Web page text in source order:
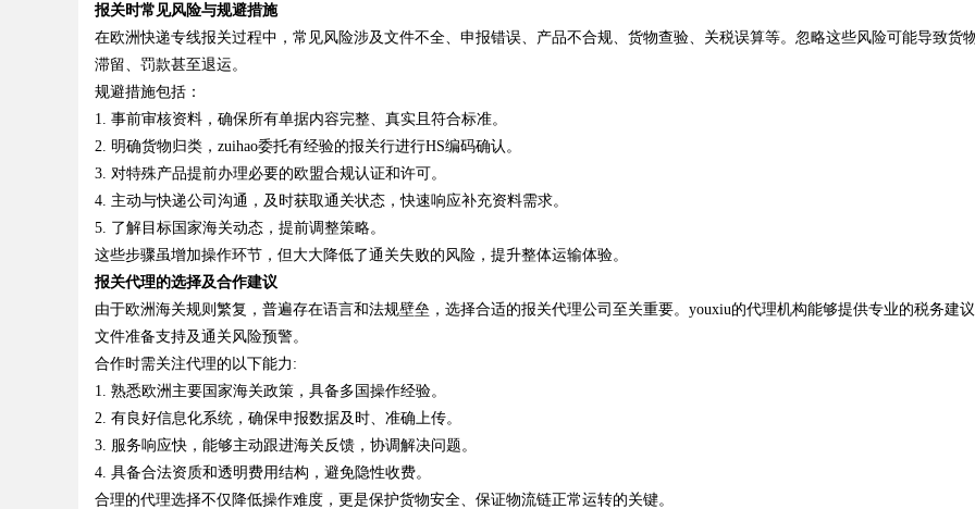
报关时常见风险与规避措施
在欧洲快递专线报关过程中，常见风险涉及文件不全、申报错误、产品不合规、货物查验、关税误算等。忽略这些风险可能导致货
滞留、罚款甚至退运。
规避措施包括：
1. 事前审核资料，确保所有单据内容完整、真实且符合标准。
2. 明确货物归类，zuihao委托有经验的报关行进行HS编码确认。
3. 对特殊产品提前办理必要的欧盟合规认证和许可。
4. 主动与快递公司沟通，及时获取通关状态，快速响应补充资料需求。
5. 了解目标国家海关动态，提前调整策略。
这些步骤虽增加操作环节，但大大降低了通关失败的风险，提升整体运输体验。
报关代理的选择及合作建议
由于欧洲海关规则繁复，普遍存在语言和法规壁垒，选择合适的报关代理公司至关重要。youxiu的代理机构能够提供专业的税务建
文件准备支持及通关风险预警。
合作时需关注代理的以下能力:
1. 熟悉欧洲主要国家海关政策，具备多国操作经验。
2. 有良好信息化系统，确保申报数据及时、准确上传。
3. 服务响应快，能够主动跟进海关反馈，协调解决问题。
4. 具备合法资质和透明费用结构，避免隐性收费。
合理的代理选择不仅降低操作难度，更是保护货物安全、保证物流链正常运转的关键。